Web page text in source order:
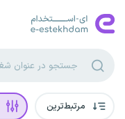
مرتبط‌ترین